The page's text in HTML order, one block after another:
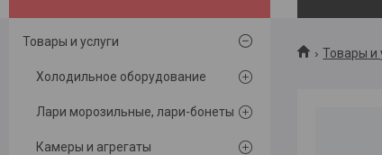
Товары и
Товары и услуги
Холодильное оборудование
Лари морозильные, лари-бонеты
Камеры и агрегаты